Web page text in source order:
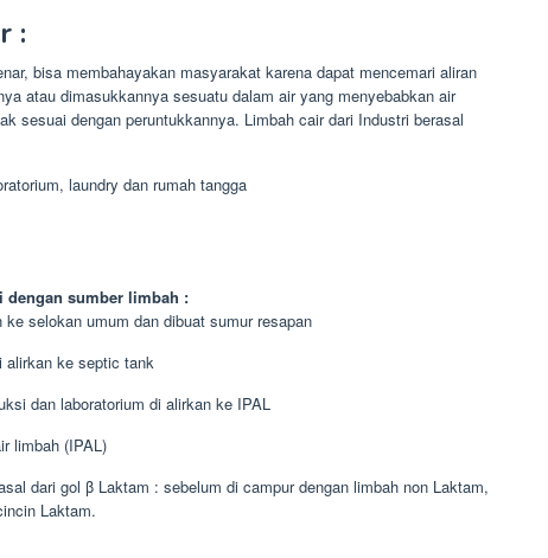
:
bisa membahayakan masyarakat karena dapat mencemari aliran
atau dimasukkannya sesuatu dalam air yang menyebabkan air
sesuai dengan peruntukkannya. Limbah cair dari Industri berasal
laundry dan rumah tangga
dengan sumber limbah :
selokan umum dan dibuat sumur resapan
alirkan ke septic tank
dan laboratorium di alirkan ke IPAL
limbah (IPAL)
dari gol β Laktam : sebelum di campur dengan limbah non Laktam,
Laktam.